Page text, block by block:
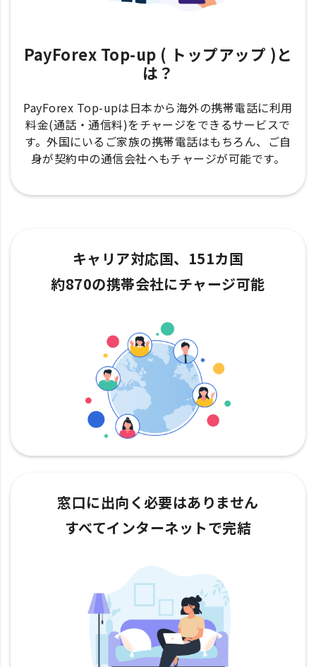
PayForex Top-up ( トップアップ )と
は？
PayForex Top-upは日本から海外の携帯電話に利用
料金(通話・通信料)をチャージをできるサービスで
す。外国にいるご家族の携帯電話はもちろん、ご自
身が契約中の通信会社へもチャージが可能です。
キャリア対応国、151カ国
約870の携帯会社にチャージ可能
窓口に出向く必要はありません
すべてインターネットで完結